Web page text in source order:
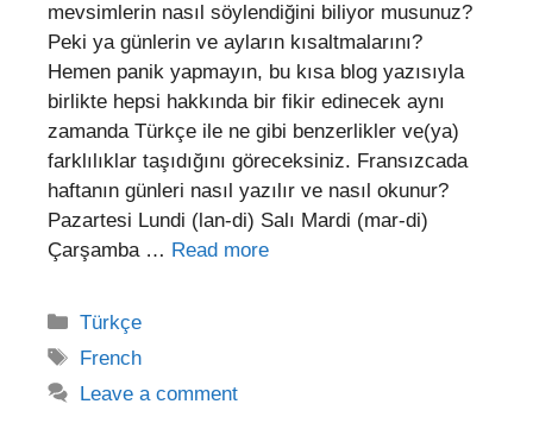
mevsimlerin nasıl söylendiğini biliyor musunuz?
Peki ya günlerin ve ayların kısaltmalarını?
Hemen panik yapmayın, bu kısa blog yazısıyla
birlikte hepsi hakkında bir fikir edinecek aynı
zamanda Türkçe ile ne gibi benzerlikler ve(ya)
farklılıklar taşıdığını göreceksiniz. Fransızcada
haftanın günleri nasıl yazılır ve nasıl okunur?
Pazartesi Lundi (lan-di) Salı Mardi (mar-di)
Çarşamba … Read more
Categories
Türkçe
Tags
French
Leave a comment